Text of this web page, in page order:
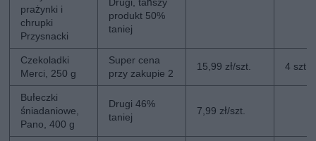
prażynki i
chrupki
Przysnacki
produkt 50%
taniej
Czekoladki
Merci, 250 g
Super cena
przy zakupie 2
15,99 zł/szt. 4 szt.
Bułeczki
śniadaniowe,
Pano, 400 g
Drugi 46%
taniej
7,99 zł/szt.